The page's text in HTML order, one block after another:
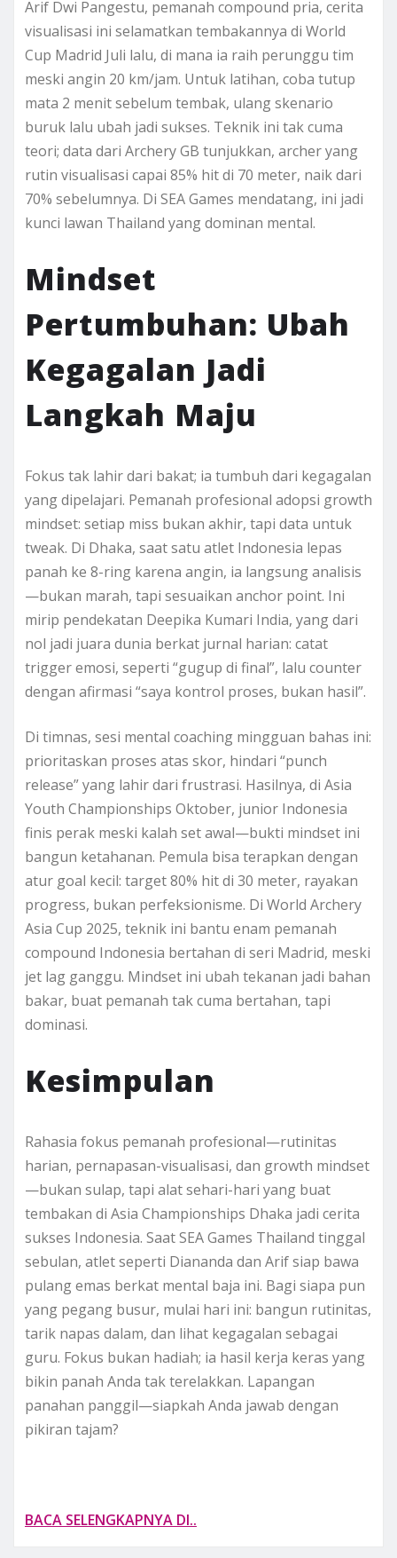
Arif Dwi Pangestu, pemanah compound pria, cerita
visualisasi ini selamatkan tembakannya di World
Cup Madrid Juli lalu, di mana ia raih perunggu tim
meski angin 20 km/jam. Untuk latihan, coba tutup
mata 2 menit sebelum tembak, ulang skenario
buruk lalu ubah jadi sukses. Teknik ini tak cuma
teori; data dari Archery GB tunjukkan, archer yang
rutin visualisasi capai 85% hit di 70 meter, naik dari
70% sebelumnya. Di SEA Games mendatang, ini jadi
kunci lawan Thailand yang dominan mental.
Mindset
Pertumbuhan: Ubah
Kegagalan Jadi
Langkah Maju
Fokus tak lahir dari bakat; ia tumbuh dari kegagalan
yang dipelajari. Pemanah profesional adopsi growth
mindset: setiap miss bukan akhir, tapi data untuk
tweak. Di Dhaka, saat satu atlet Indonesia lepas
panah ke 8-ring karena angin, ia langsung analisis
—bukan marah, tapi sesuaikan anchor point. Ini
mirip pendekatan Deepika Kumari India, yang dari
nol jadi juara dunia berkat jurnal harian: catat
trigger emosi, seperti “gugup di final”, lalu counter
dengan afirmasi “saya kontrol proses, bukan hasil”.
Di timnas, sesi mental coaching mingguan bahas ini:
prioritaskan proses atas skor, hindari “punch
release” yang lahir dari frustrasi. Hasilnya, di Asia
Youth Championships Oktober, junior Indonesia
finis perak meski kalah set awal—bukti mindset ini
bangun ketahanan. Pemula bisa terapkan dengan
atur goal kecil: target 80% hit di 30 meter, rayakan
progress, bukan perfeksionisme. Di World Archery
Asia Cup 2025, teknik ini bantu enam pemanah
compound Indonesia bertahan di seri Madrid, meski
jet lag ganggu. Mindset ini ubah tekanan jadi bahan
bakar, buat pemanah tak cuma bertahan, tapi
dominasi.
Kesimpulan
Rahasia fokus pemanah profesional—rutinitas
harian, pernapasan-visualisasi, dan growth mindset
—bukan sulap, tapi alat sehari-hari yang buat
tembakan di Asia Championships Dhaka jadi cerita
sukses Indonesia. Saat SEA Games Thailand tinggal
sebulan, atlet seperti Diananda dan Arif siap bawa
pulang emas berkat mental baja ini. Bagi siapa pun
yang pegang busur, mulai hari ini: bangun rutinitas,
tarik napas dalam, dan lihat kegagalan sebagai
guru. Fokus bukan hadiah; ia hasil kerja keras yang
bikin panah Anda tak terelakkan. Lapangan
panahan panggil—siapkah Anda jawab dengan
pikiran tajam?
BACA SELENGKAPNYA DI..